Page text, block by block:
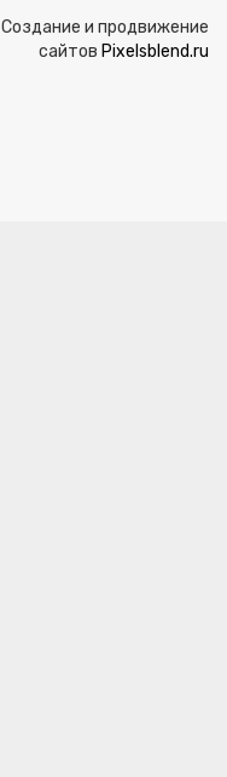
Создание и продвижение
сайтов Pixelsblend.ru